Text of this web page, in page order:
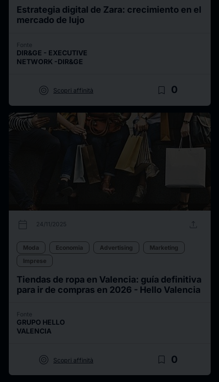
Estrategia digital de Zara: crecimiento en el
mercado de lujo
Fonte
DIR&GE - EXECUTIVE
NETWORK -DIR&GE
target Scopri affinità bookmark_border 0
calendar_today 24/11/2025 upload
Moda Economia Advertising
Marketing
Imprese
Tiendas de ropa en Valencia: guía definitiva
para ir de compras en 2026 - Hello Valencia
Fonte
GRUPO HELLO
VALENCIA
target Scopri affinità bookmark_border 0